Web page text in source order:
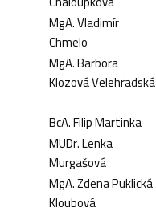
MgA. Vladimír
Chmelo
MgA. Barbora
Klozová Velehradská
BcA. Filip Martinka
MUDr. Lenka
Murgašová
MgA. Zdena Puklická
Kloubová